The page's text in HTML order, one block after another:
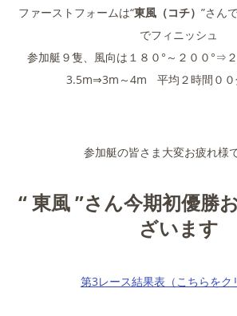
ファーストフォームは“東風（コチ） ”さん
でフィニッシュ
参加艇９隻、風向は１８０°～２００°⇒
3.5m⇒3m～4m 平均２時間００
参加艇の皆さま大変お疲れ様で
“ 東風 ”さん今期初優勝
ざいます
第3レース結果表（こちらをク